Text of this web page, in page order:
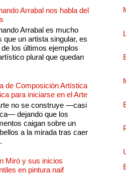
Arrabal nos habla del
Arrabal es mucho
que un artista singular, es
de los últimos ejemplos
plural que quedan
de Composición Artística
para iniciarse en el Arte
no se construye —casi
dejando que los
caigan sobre un
a la mirada tras caer
Miró y sus inicios
en pintura naif